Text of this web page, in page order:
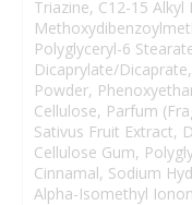
Triazine, C12-15
Polyglyceryl-6
Dicaprylate/
Powder,
Cellulose, Parfum
Sativus Fruit Extract,
Cellulose Gum,
Cinnamal, Sodium
Alpha-Isomethyl